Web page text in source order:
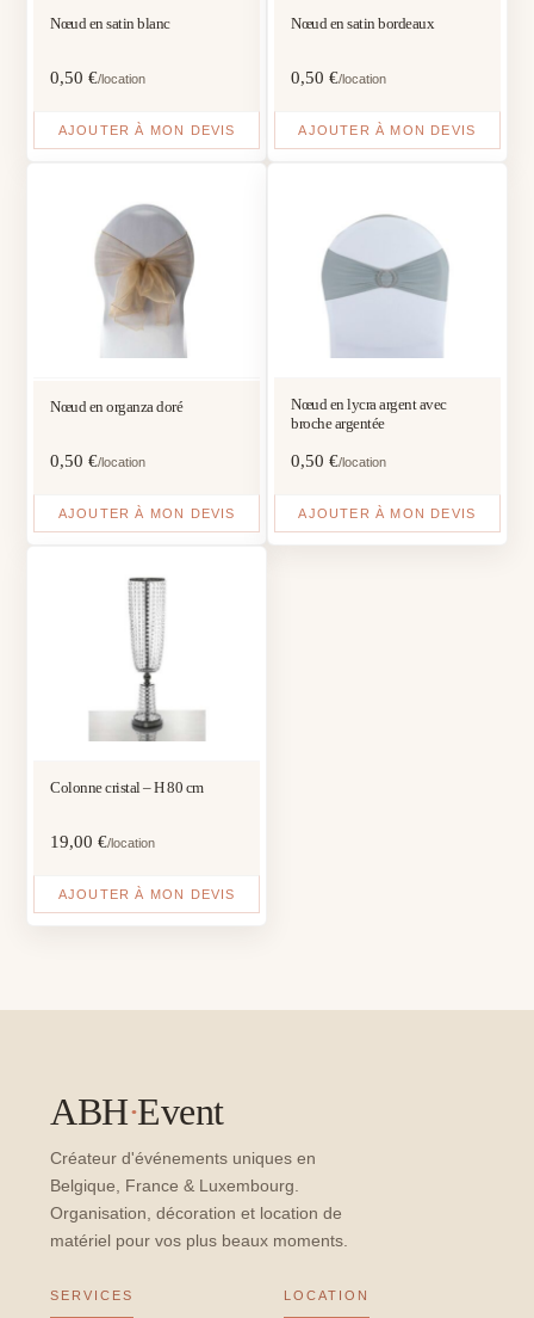
Nœud en satin blanc
0,50€/location
AJOUTER À MON DEVIS
Nœud en satin bordeaux
0,50 €/location
AJOUTER À MON DEVIS
Nœud en organza doré
0,50€/location
AJOUTER À MON DEVIS
Nœud en lycra argent avec
broche argentée
0,50 €/location
AJOUTER À MON DEVIS
Colonne cristal – H 80 cm
19,00€/location
AJOUTER À MON DEVIS
ABH·Event
Créateur d'événements uniques en
Belgique, France & Luxembourg.
Organisation, décoration et location de
matériel pour vos plus beaux moments.
SERVICES LOCATION